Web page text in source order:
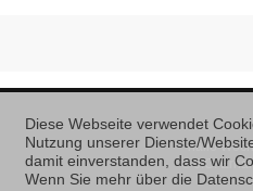
hallo
© J.C.
.
Diese Webseite verwendet
Nutzung unserer Dienste/
damit einverstanden, dass wir
Wenn Sie mehr über die